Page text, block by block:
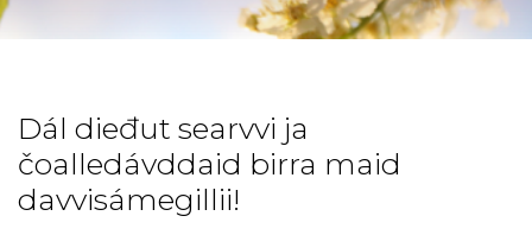
Dál dieđut searvvi ja
čoalledávddaid birra maid
davvisámegillii!